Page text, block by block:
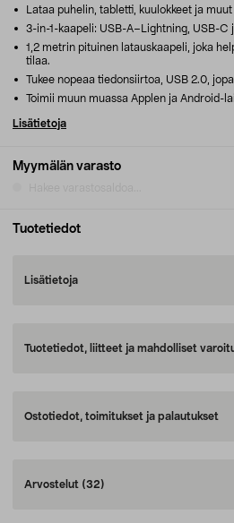
Myymälän varasto
Lataa puhelin, tabletti, kuulokkeet ja
3-in-1-kaapeli: USB-A–Lightning, USB-C
1,2 metrin pituinen latauskaapeli, joka
tilaa.
Tukee nopeaa tiedonsiirtoa, USB 2.0,
Toimii muun muassa Applen ja Android-
Lisätietoja
Tuotetiedot
Lisätietoja
Tuotetiedot, liitteet ja mahdolliset
Ostotiedot, toimitukset ja palautukset
Arvostelut (32)